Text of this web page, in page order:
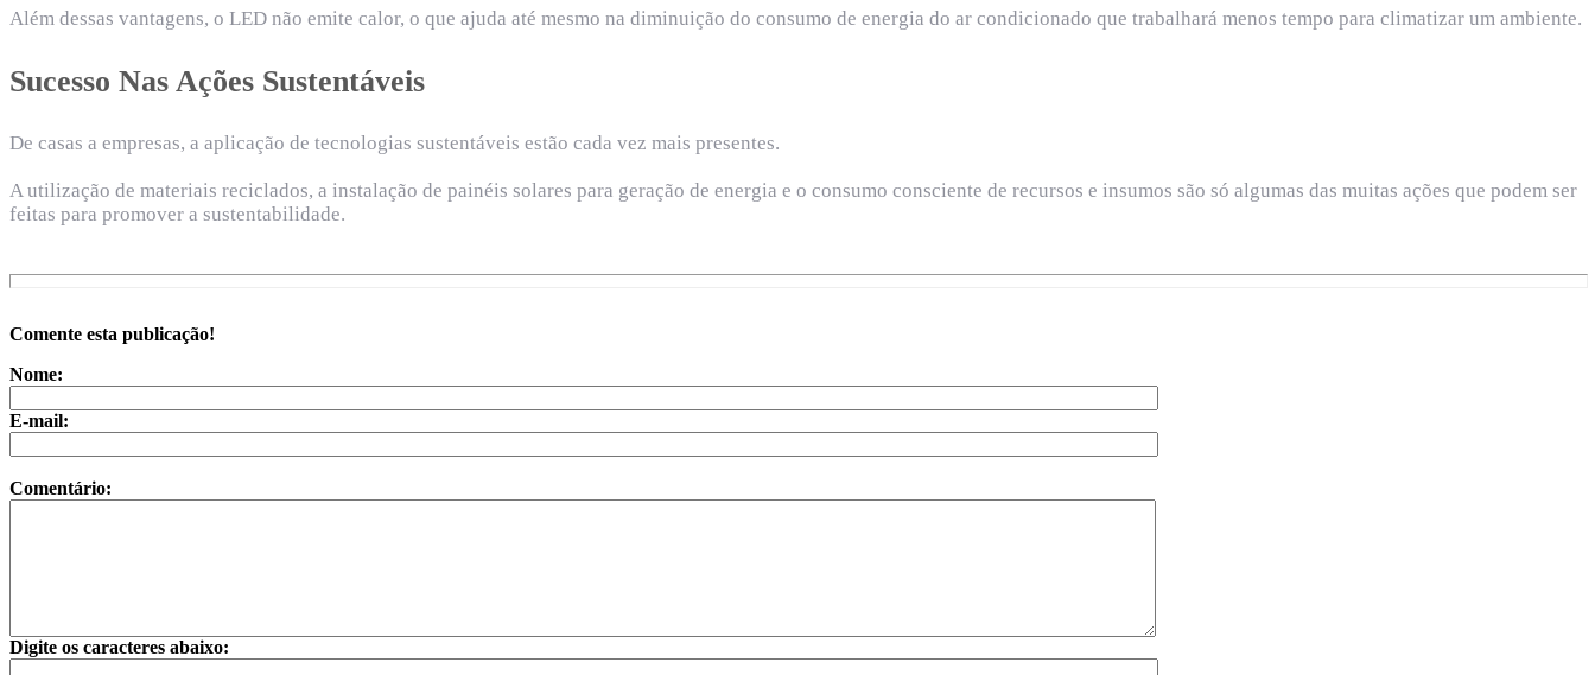
Além dessas vantagens, o LED não emite calor, o que ajuda até mesmo na diminuição do consumo de energia do ar condicionado que trabalhará menos tempo para climatizar um ambiente.
Sucesso Nas Ações Sustentáveis
De casas a empresas, a aplicação de tecnologias sustentáveis estão cada vez mais presentes.
A utilização de materiais reciclados, a instalação de painéis solares para geração de energia e o consumo consciente de recursos e insumos são só algumas das muitas ações que podem ser
feitas para promover a sustentabilidade.
Comente esta publicação!
Nome:
E-mail:
Comentário:
Digite os caracteres abaixo: